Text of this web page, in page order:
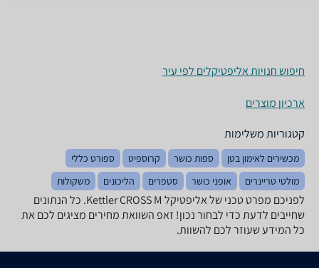
חיפוש חנויות אליפטיקלים לפי עיר
ארכיון מוצרים
קטגוריות משלימות
מכשירים לאימון בטן ספות כושר קרוספיט
ספורט כללי
מולטי טריינרים
אופני כושר סטפרים הליכונים משקולות
לפניכם מפרט טכני של אליפטיקל Kettler CROSS M. כל הנתונים
שחייבים לדעת כדי לבחור נכון! זאפ השוואת מחירים מציגים לכם את
כל המידע שעוזר לכם להשוות.